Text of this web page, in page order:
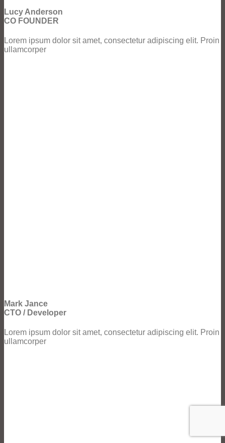
Lucy Anderson
CO FOUNDER
Lorem ipsum dolor sit amet, consectetur adipiscing elit. Proin
ullamcorper
Mark Jance
CTO / Developer
Lorem ipsum dolor sit amet, consectetur adipiscing elit. Proin
ullamcorper